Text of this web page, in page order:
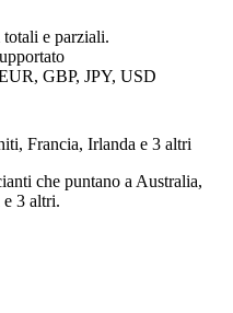
e parziali.
GBP, JPY, USD
Francia, Irlanda e 3 altri
che puntano a Australia,
3 altri.